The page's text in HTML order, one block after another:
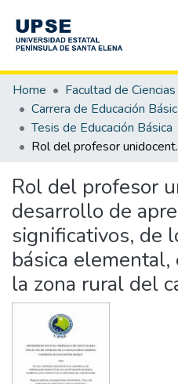
Communities & Collections
All of DSpace
Statistics
Home
Carrera de Educación
Tesis de Educación Básica
Rol del profesor unidocente en
Rol del profesor
desarrollo de
significativos, de
básica
la zona rural del